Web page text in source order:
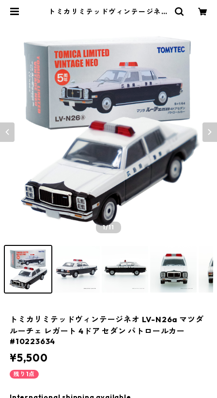
トミカリミテッドヴィンテージネオ
1/11
トミカリミテッドヴィンテージネオ LV-N26a マツダ
ルーチェ レガート 4ドア セダン パトロールカー
#10223634
¥5,500
残り1点